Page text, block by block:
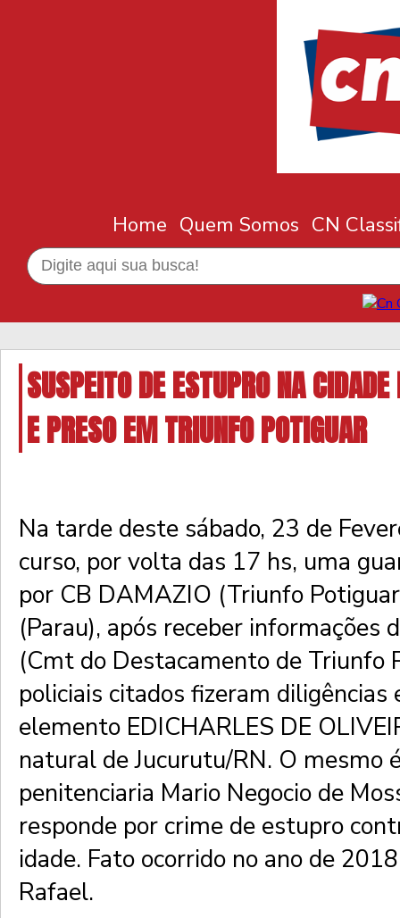
Home Quem Somos CN
SUSPEITO DE ESTUPRO NA
E PRESO EM TRIUNFO POTIGUAR
Na tarde deste sábado, 23 de
curso, por volta das 17 hs, uma
por CB DAMAZIO (Triunfo
(Parau), após receber informações
(Cmt do Destacamento de Triunfo
policiais citados fizeram diligências
elemento EDICHARLES DE
natural de Jucurutu/RN. O mesmo
penitenciaria Mario Negocio de
responde por crime de estupro
idade. Fato ocorrido no ano de
Rafael.